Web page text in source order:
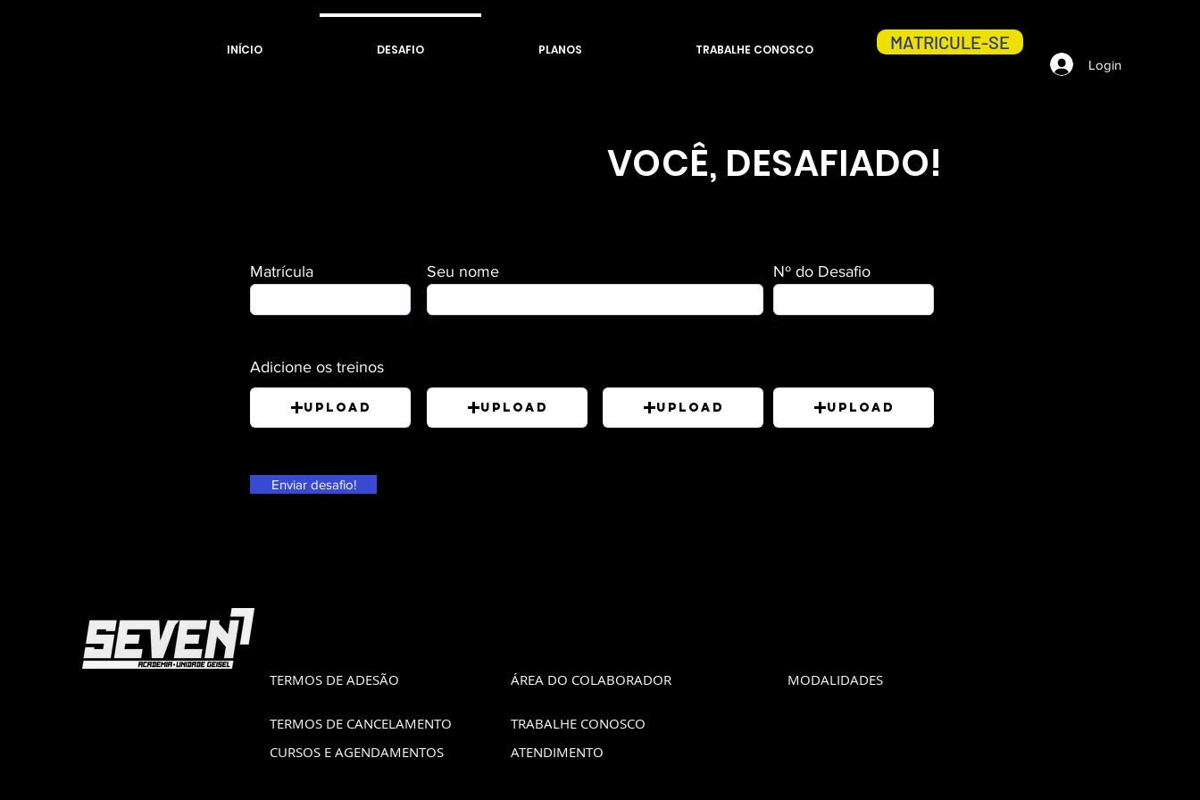
INÍCIO DESAFIO PLANOS TRABALHE CONOSCO MATRICULE-SE
Login
VOCÊ, DESAFIADO!
Matrícula Seu nome Nº do Desafio
Adicione os treinos
Upload Upload Upload Upload
Enviar desafio!
TERMOS DE ADESÃO
TERMOS DE CANCELAMENTO
CURSOS E AGENDAMENTOS
ÁREA DO COLABORADOR
TRABALHE CONOSCO
ATENDIMENTO
MODALIDADES